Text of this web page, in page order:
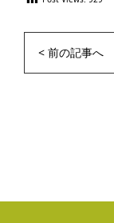
< 前の記事へ